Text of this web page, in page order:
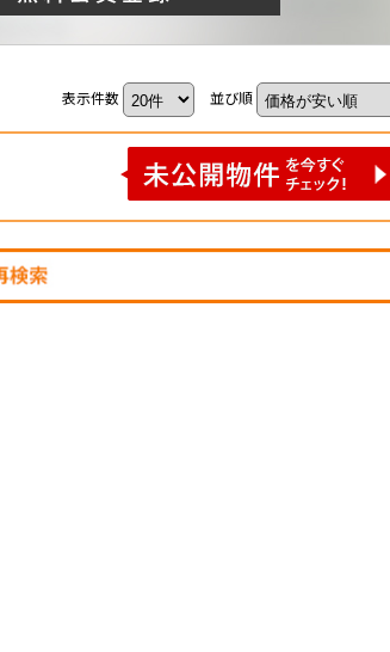
表示件数 並び順